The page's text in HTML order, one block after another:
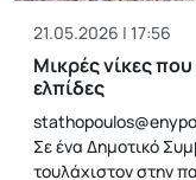
21.05.2026 | 17:56
Μικρές νίκες
ελπίδες
Σε ένα Δημοτικό
τουλάχιστον στην